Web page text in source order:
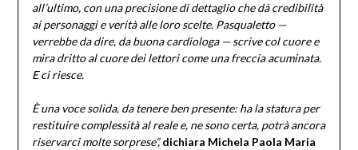
all’ultimo, con una precisione di dettaglio che dà credibilità
ai personaggi e verità alle loro scelte. Pasqualetto —
verrebbe da dire, da buona cardiologa — scrive col cuore e
mira dritto al cuore dei lettori come una freccia acuminata.
E ci riesce.
È una voce solida, da tenere ben presente: ha la statura per
restituire complessità al reale e, ne sono certa, potrà ancora
riservarci molte sorprese”, dichiara Michela Paola Maria